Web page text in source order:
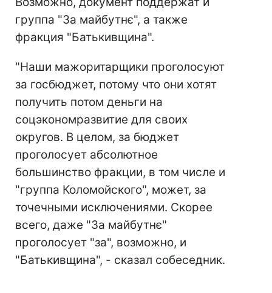
группа "За майбутнє", а также
фракция "Батькивщина".
"Наши мажоритарщики проголосуют
за госбюджет, потому что они хотят
получить потом деньги на
соцэкономразвитие для своих
округов. В целом, за бюджет
проголосует абсолютное
большинство фракции, в том числе и
"группа Коломойского", может, за
точечными исключениями. Скорее
всего, даже "За майбутнє"
проголосует "за", возможно, и
"Батькивщина", - сказал собеседник.